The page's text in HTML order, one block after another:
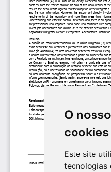
O
cookies
Este site
tecnologias